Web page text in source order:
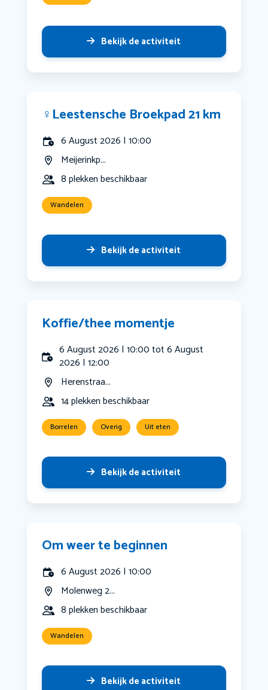
Bekijk de activiteit
‍♀️Leestensche Broekpad 21 km
6 August 2026 | 10:00
Meijerinkp...
8 plekken beschikbaar
Wandelen
Bekijk de activiteit
Koffie/thee momentje
6 August 2026 | 10:00 tot 6 August
2026 | 12:00
Herenstraa...
14 plekken beschikbaar
Borrelen Overig Uit eten
Bekijk de activiteit
Om weer te beginnen
6 August 2026 | 10:00
Molenweg 2...
8 plekken beschikbaar
Wandelen
Bekijk de activiteit